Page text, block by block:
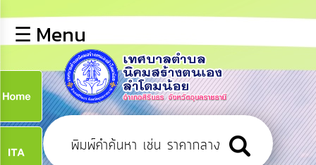
หลัก
ข้อมูล
พื้น
ฐาน
บุคลากร
☰ Menu